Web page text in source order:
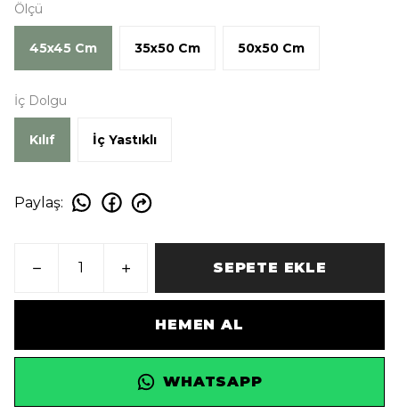
Ölçü
45x45 Cm 35x50 Cm 50x50 Cm
İç Dolgu
Kılıf İç Yastıklı
Paylaş:
SEPETE EKLE
HEMEN AL
WHATSAPP